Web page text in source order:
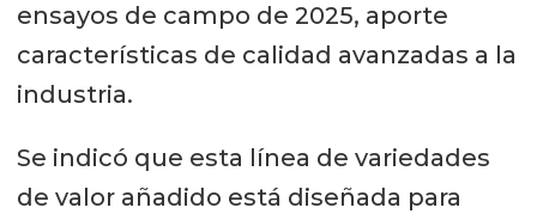
ensayos de campo de 2025, aporte
características de calidad avanzadas a la
industria.
Se indicó que esta línea de variedades
de valor añadido está diseñada para